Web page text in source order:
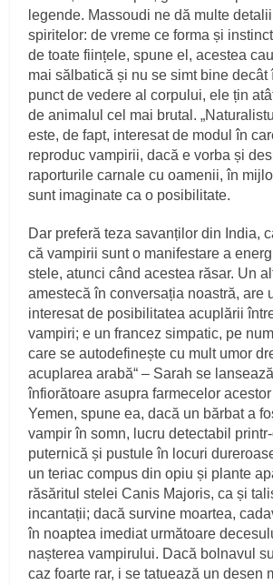
legende. Massoudi ne dă multe
spiritelor: de vreme ce forma și
de toate ființele, spune el, acestea
mai sălbatică și nu se simt bine decât
punct de vedere al corpului, ele țin
de animalul cel mai brutal.
este, de fapt, interesat de modul în
reproduc vampirii, dacă e vorba și
raporturile carnale cu oamenii, în
sunt imaginate ca o posibilitate.
Dar preferă teza savanților din India,
că vampirii sunt o manifestare a
stele, atunci când acestea răsar. Un
amestecă în conversația noastră, are
interesat de posibilitatea acuplării
vampiri; e un francez simpatic, pe
care se autodefinește cu mult umor
acuplarea arabă“ – Sarah se
înfiorătoare asupra farmecelor
Yemen, spune ea, dacă un bărbat a
vampir în somn, lucru detectabil
puternică și pustule în locuri
un teriac compus din opiu și plante
răsăritul stelei Canis Majoris, ca și
incantații; dacă survine moartea,
în noaptea imediat următoare
nașterea vampirului. Dacă bolnavul
caz foarte rar, i se tatuează un desen